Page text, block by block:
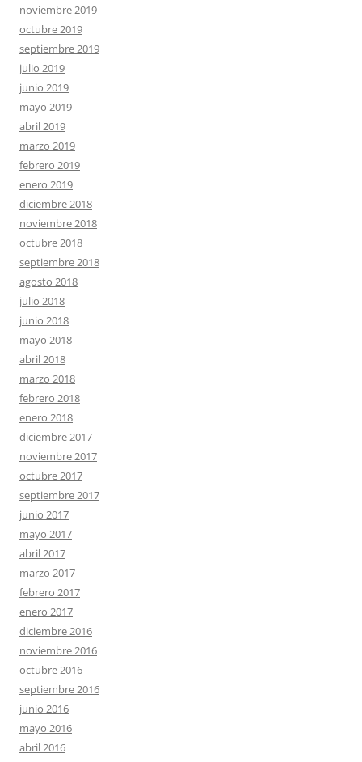
noviembre 2019
octubre 2019
septiembre 2019
julio 2019
junio 2019
mayo 2019
abril 2019
marzo 2019
febrero 2019
enero 2019
diciembre 2018
noviembre 2018
octubre 2018
septiembre 2018
agosto 2018
julio 2018
junio 2018
mayo 2018
abril 2018
marzo 2018
febrero 2018
enero 2018
diciembre 2017
noviembre 2017
octubre 2017
septiembre 2017
junio 2017
mayo 2017
abril 2017
marzo 2017
febrero 2017
enero 2017
diciembre 2016
noviembre 2016
octubre 2016
septiembre 2016
junio 2016
mayo 2016
abril 2016